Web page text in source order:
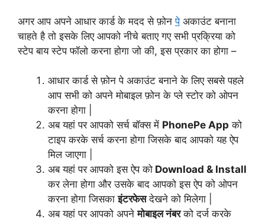
अगर आप अपने आधार कार्ड के मदद से फ़ोनपेअकाउंट बनाना
चाहते है तो इसके लिए आपको नीचे बताए गए सभी प्रक्रिया को
स्टेप बाय स्टेप फॉलो करना होगा जो की, इस प्रकार का होगा –
आधार कार्ड से फ़ोन पे अकाउंट बनाने के लिए सबसे पहले
आप सभी को अपने मोबाइल फ़ोन के प्ले स्टोर को ओपन
करना होगा |
अब यहां पर आपको सर्च बॉक्स में PhonePe App को
टाइप करके सर्च करना होगा जिसके बाद आपको यह ऐप
मिल जाएगा |
अब यहां पर आपको इस ऐप को Download & Install
कर लेना होगा और उसके बाद आपको इस ऐप को ओपन
करना होगा जिसकाइंटरफेसदेखने को मिलेगा |
अब यहां पर आपको अपनेमोबाइल नंबरको दर्ज करके